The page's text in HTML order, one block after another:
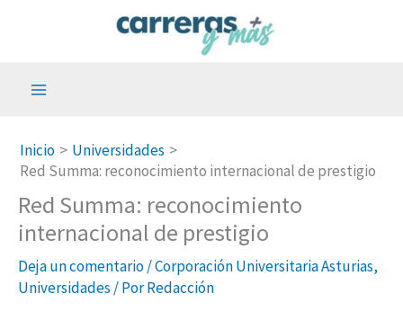
Inicio
Universidades
Red Summa: reconocimiento internacional de prestigio
Red Summa: reconocimiento
internacional de prestigio
Deja un comentario/Corporación Universitaria Asturias,
Universidades / PorRedacción